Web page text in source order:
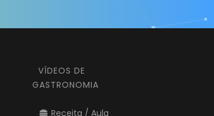
VÍDEOS DE
GASTRONOMIA
Receita / Aula